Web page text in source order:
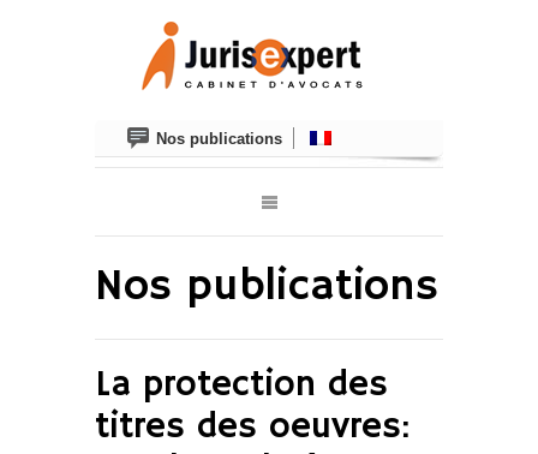
Nos publications
Nos publications
La protection des
titres des oeuvres: